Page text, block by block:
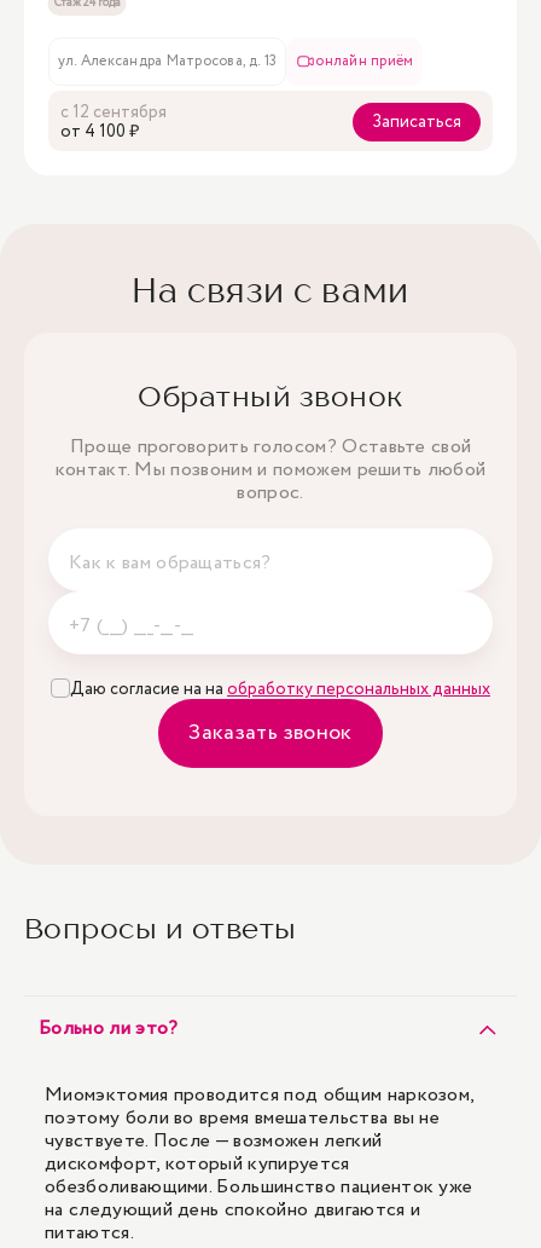
ул. Александра Матросова, д. 13 онлайн приём
с 12 сентября
oт 4 100 ₽
Записаться
На связи с вами
Обратный звонок
Проще проговорить голосом? Оставьте свой
контакт. Мы позвоним и поможем решить любой
вопрос.
Даю согласие на на обработку персональных данных
Заказать звонок
Вопросы и ответы
Больно ли это?
Миомэктомия проводится под общим наркозом,
поэтому боли во время вмешательства вы не
чувствуете. После — возможен легкий
дискомфорт, который купируется
обезболивающими. Большинство пациенток уже
на следующий день спокойно двигаются и
питаются.